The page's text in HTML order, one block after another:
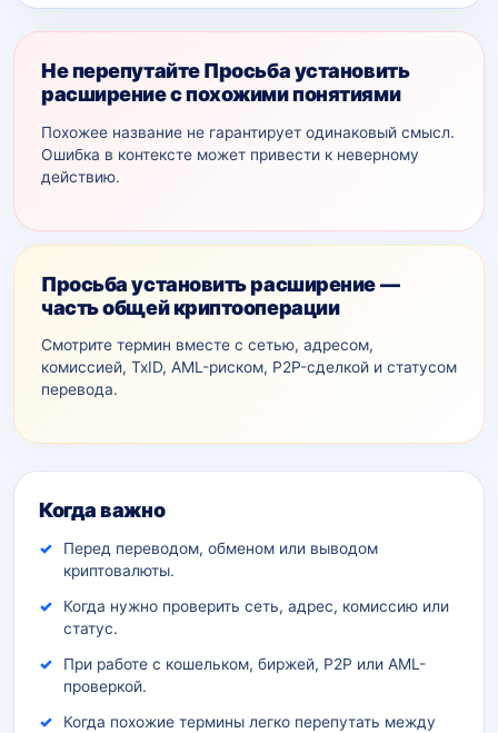
Не перепутайте Просьба установить
расширение с похожими понятиями
Похожее название не гарантирует одинаковый смысл.
Ошибка в контексте может привести к неверному
действию.
Просьба установить расширение —
часть общей криптооперации
Смотрите термин вместе с сетью, адресом,
комиссией, TxID, AML-рискoм, P2P-сделкой и статусом
перевода.
Дополнительный контекст
Когда важно
Перед переводом, обменом или выводом
криптовалюты.
Когда нужно проверить сеть, адрес, комиссию или
статус.
При работе с кошельком, биржей, P2P или AML-
проверкой.
Когда похожие термины легко перепутать между